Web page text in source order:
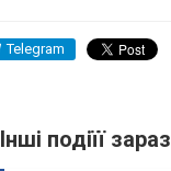
Telegram
Інші подіїї зараз